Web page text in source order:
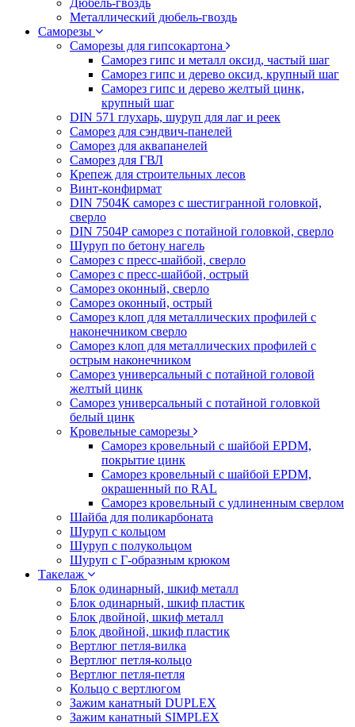
Дюбель-гвоздь
Металлический дюбель-гвоздь
Саморезы
Саморезы для гипсокартона
Саморез гипс и металл оксид, частый шаг
Саморез гипс и дерево оксид, крупный шаг
Саморез гипс и дерево желтый цинк,
крупный шаг
DIN 571 глухарь, шуруп для лаг и реек
Саморез для сэндвич-панелей
Саморез для аквапанелей
Саморез для ГВЛ
Крепеж для строительных лесов
Винт-конфирмат
DIN 7504К саморез с шестигранной головкой,
сверло
DIN 7504Р саморез с потайной головкой, сверло
Шуруп по бетону нагель
Саморез с пресс-шайбой, сверло
Саморез с пресс-шайбой, острый
Саморез оконный, сверло
Саморез оконный, острый
Саморез клоп для металлических профилей с
наконечником сверло
Саморез клоп для металлических профилей с
острым наконечником
Саморез универсальный с потайной головой
желтый цинк
Саморез универсальный с потайной головкой
белый цинк
Кровельные саморезы
Саморез кровельный с шайбой EPDM,
покрытие цинк
Саморез кровельный с шайбой EPDM,
окрашенный по RAL
Саморез кровельный с удлиненным сверлом
Шайба для поликарбоната
Шуруп с кольцом
Шуруп с полукольцом
Шуруп с Г-образным крюком
Такелаж
Блок одинарный, шкиф металл
Блок одинарный, шкиф пластик
Блок двойной, шкиф металл
Блок двойной, шкиф пластик
Вертлюг петля-вилка
Вертлюг петля-кольцо
Вертлюг петля-петля
Кольцо с вертлюгом
Зажим канатный DUPLEX
Зажим канатный SIMPLEX